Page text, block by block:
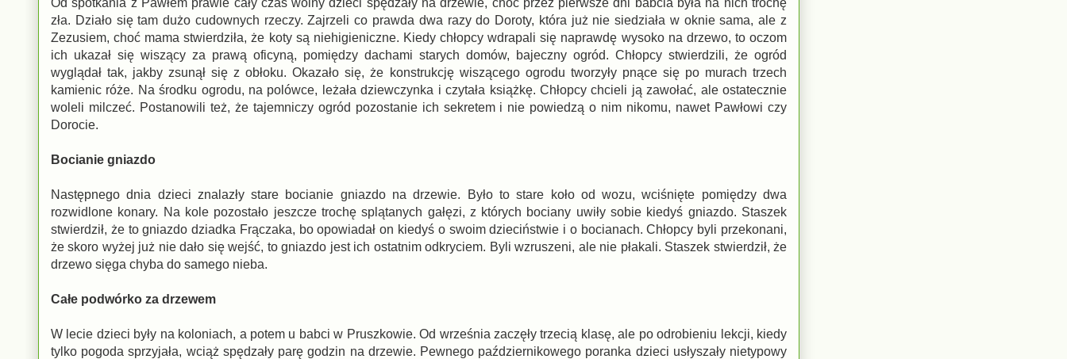
zła. Działo się tam dużo cudownych rzeczy. Zajrzeli co prawda dwa razy do Doroty, która już nie siedziała w oknie sama, ale z
Zezusiem, choć mama stwierdziła, że koty są niehigieniczne. Kiedy chłopcy wdrapali się naprawdę wysoko na drzewo, to oczom
ich ukazał się wiszący za prawą oficyną, pomiędzy dachami starych domów, bajeczny ogród. Chłopcy stwierdzili, że ogród
wyglądał tak, jakby zsunął się z obłoku. Okazało się, że konstrukcję wiszącego ogrodu tworzyły pnące się po murach trzech
kamienic róże. Na środku ogrodu, na polówce, leżała dziewczynka i czytała książkę. Chłopcy chcieli ją zawołać, ale ostatecznie
woleli milczeć. Postanowili też, że tajemniczy ogród pozostanie ich sekretem i nie powiedzą o nim nikomu, nawet Pawłowi czy
Dorocie.
Bocianie gniazdo
Następnego dnia dzieci znalazły stare bocianie gniazdo na drzewie. Było to stare koło od wozu, wciśnięte pomiędzy dwa
rozwidlone konary. Na kole pozostało jeszcze trochę splątanych gałęzi, z których bociany uwiły sobie kiedyś gniazdo. Staszek
stwierdził, że to gniazdo dziadka Frączaka, bo opowiadał on kiedyś o swoim dzieciństwie i o bocianach. Chłopcy byli przekonani,
że skoro wyżej już nie dało się wejść, to gniazdo jest ich ostatnim odkryciem. Byli wzruszeni, ale nie płakali. Staszek stwierdził, że
drzewo sięga chyba do samego nieba.
Całe podwórko za drzewem
W lecie dzieci były na koloniach, a potem u babci w Pruszkowie. Od września zaczęły trzecią klasę, ale po odrobieniu lekcji, kiedy
tylko pogoda sprzyjała, wciąż spędzały parę godzin na drzewie. Pewnego październikowego poranka dzieci usłyszały nietypowy